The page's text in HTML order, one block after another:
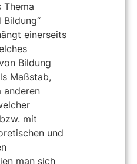
Thema
Bildung“
einerseits
Bildung
Maßstab,
anderen
mit
und
man sich